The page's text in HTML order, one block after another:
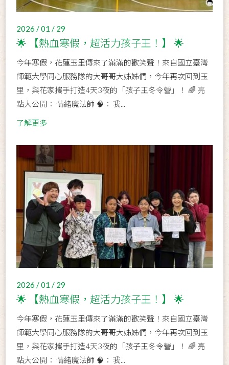
2026 / 01 / 29
🌟 【熱血寒假，超活力孩子王！】 🌟
今年寒假，花蓮玉里傳來了滿滿的歡笑聲！來自國立臺灣
師範大學同心服務隊的大哥哥大姊姊們，今年再次回到玉
里，與花家攜手打造4天3夜的「孩子王冬令營」！ 🌈 亮
點大公開： 情緒魔法師 🧠： 我...
了解更多
2026 / 01 / 29
🌟 【熱血寒假，超活力孩子王！】 🌟
今年寒假，花蓮玉里傳來了滿滿的歡笑聲！來自國立臺灣
師範大學同心服務隊的大哥哥大姊姊們，今年再次回到玉
里，與花家攜手打造4天3夜的「孩子王冬令營」！ 🌈 亮
點大公開： 情緒魔法師 🧠： 我...